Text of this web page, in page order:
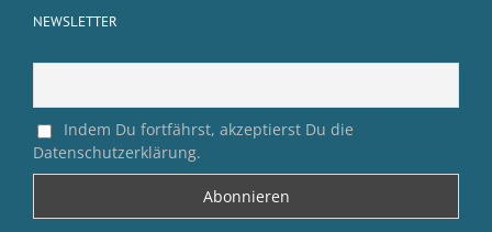
NEWSLETTER
Indem Du fortfährst, akzeptierst Du die
Datenschutzerklärung.